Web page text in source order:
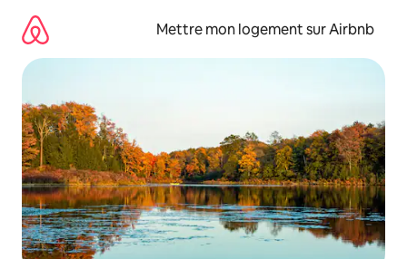
directement
contenu
Mettre mon logement sur Airbnb